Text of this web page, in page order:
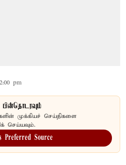
pm
பின்தொடரவும்
முக்கியச் செய்திகளை
செய்யவும்.
Preferred Source